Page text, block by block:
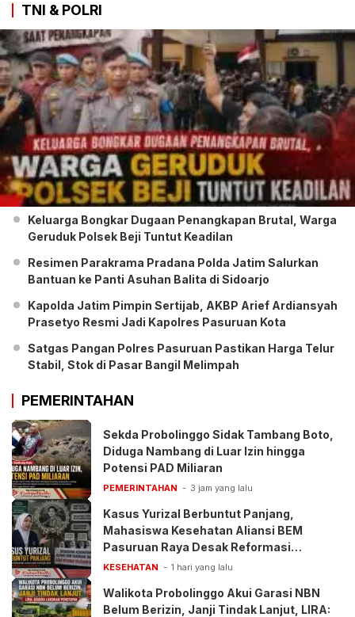
TNI & POLRI
Keluarga Bongkar Dugaan Penangkapan Brutal, Warga
Geruduk Polsek Beji Tuntut Keadilan
Resimen Parakrama Pradana Polda Jatim Salurkan
Bantuan ke Panti Asuhan Balita di Sidoarjo
Kapolda Jatim Pimpin Sertijab, AKBP Arief Ardiansyah
Prasetyo Resmi Jadi Kapolres Pasuruan Kota
Satgas Pangan Polres Pasuruan Pastikan Harga Telur
Stabil, Stok di Pasar Bangil Melimpah
PEMERINTAHAN
Sekda Probolinggo Sidak Tambang Boto,
Diduga Nambang di Luar Izin hingga
Potensi PAD Miliaran
PEMERINTAHAN 3 jam yang lalu
Kasus Yurizal Berbuntut Panjang,
Mahasiswa Kesehatan Aliansi BEM
Pasuruan Raya Desak Reformasi
Pelayanan BPJS
KESEHATAN 1 hari yang lalu
Walikota Probolinggo Akui Garasi NBN
Belum Berizin, Janji Tindak Lanjut, LIRA: